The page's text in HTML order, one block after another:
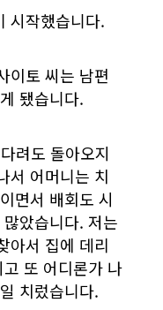
시작했습니다.
이토 씨는 남편
됐습니다.
려도 돌아오지
서 어머니는 치
면서 배회도 시
았습니다. 저는
아서 집에 데리
또 어디론가 나
치렀습니다.